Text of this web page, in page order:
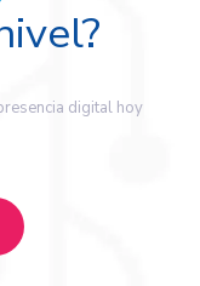
digital hoy